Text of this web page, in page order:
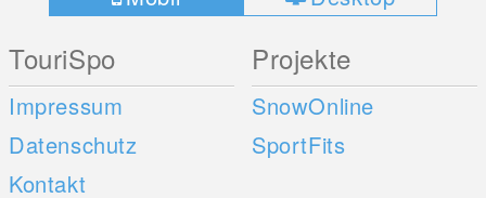
TouriSpo
Impressum
Datenschutz
Kontakt
Projekte
SnowOnline
SportFits